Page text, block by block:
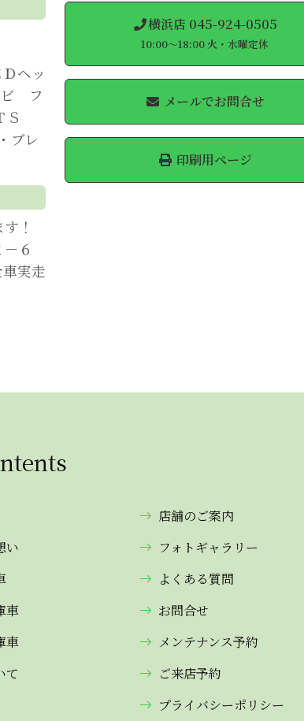
ヘッ
ビ フ
Ｓ
ブレ
！
６
実走
横浜店 045-924-0505
10:00～18:00 火・水曜定休
メールでお問合せ
印刷用ページ
い
車
車
て
店舗のご案内
フォトギャラリー
よくある質問
お問合せ
メンテナンス予約
ご来店予約
プライバシーポリシー